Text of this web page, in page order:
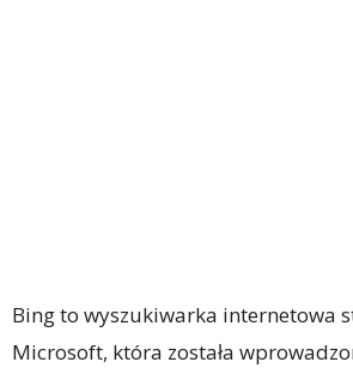
Bing to wyszukiwarka internetowa
Microsoft, która została